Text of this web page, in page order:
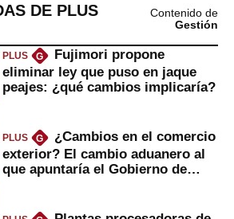
DE PLUS
Contenido de
Gestión
PLUS G
Fujimori propone
eliminar ley que puso en jaque
peajes: ¿qué cambios implicaría?
PLUS G
¿Cambios en el comercio
exterior? El cambio aduanero al
que apuntaría el Gobierno de